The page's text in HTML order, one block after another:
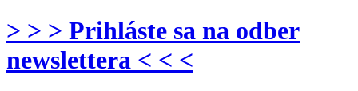
> > > Prihláste sa na odber
newslettera < < <